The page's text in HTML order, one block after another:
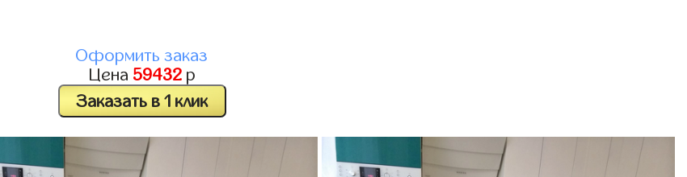
Оформить заказ
Цена 59432р
Заказать в 1 клик